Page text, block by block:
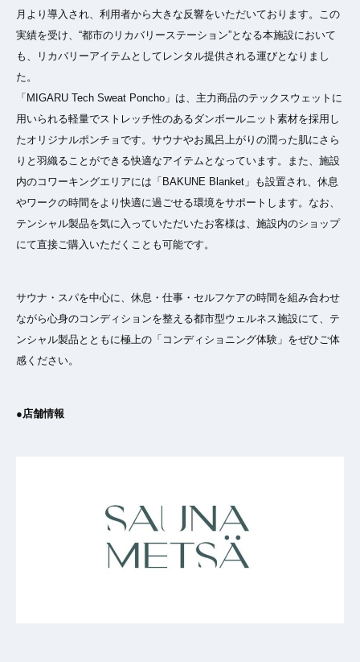
月より導入され、利用者から大きな反響をいただいております。この
実績を受け、“都市のリカバリーステーション”となる本施設において
も、リカバリーアイテムとしてレンタル提供される運びとなりまし
た。
「MIGARU Tech Sweat Poncho」は、主力商品のテックスウェットに
用いられる軽量でストレッチ性のあるダンボールニット素材を採用し
たオリジナルポンチョです。サウナやお風呂上がりの潤った肌にさら
りと羽織ることができる快適なアイテムとなっています。また、施設
内のコワーキングエリアには「BAKUNE Blanket」も設置され、休息
やワークの時間をより快適に過ごせる環境をサポートします。なお、
テンシャル製品を気に入っていただいたお客様は、施設内のショップ
にて直接ご購入いただくことも可能です。
サウナ・スパを中心に、休息・仕事・セルフケアの時間を組み合わせ
ながら心身のコンディションを整える都市型ウェルネス施設にて、テ
ンシャル製品とともに極上の「コンディショニング体験」をぜひご体
感ください。
●店舗情報